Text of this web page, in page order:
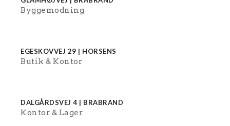
Byggemodning
EGESKOVVEJ 29 | HORSENS
Butik Kontor
DALGÅRDSVEJ 4 | BRABRAND
Kontor Lager